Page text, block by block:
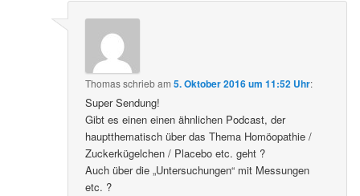
Thomasschriebam5. Oktober 2016 um 11:52 Uhr:
Super Sendung!
Gibt es einen einen ähnlichen Podcast, der
hauptthematisch über das Thema Homöopathie /
Zuckerkügelchen / Placebo etc. geht ?
Auch über die „Untersuchungen“ mit Messungen
etc. ?